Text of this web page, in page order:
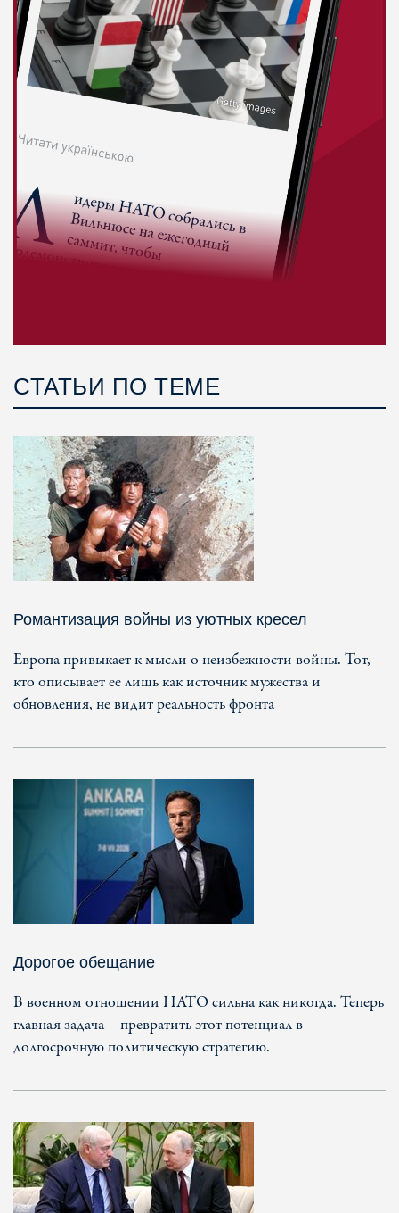
СТАТЬИ ПО ТЕМЕ
Романтизация войны из уютных кресел
Европа привыкает к мысли о неизбежности войны. Тот,
кто описывает ее лишь как источник мужества и
обновления, не видит реальность фронта
Дорогое обещание
В военном отношении НАТО сильна как никогда. Теперь
главная задача – превратить этот потенциал в
долгосрочную политическую стратегию.